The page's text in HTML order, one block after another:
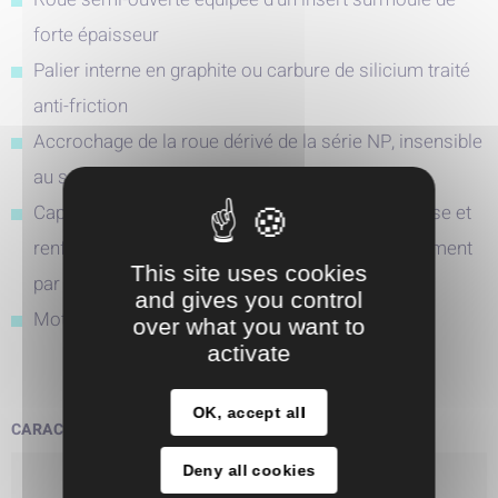
forte épaisseur
Palier interne en graphite ou carbure de silicium traité
anti-friction
Accrochage de la roue dérivé de la série NP, insensible
au sens de rotation
Capot d'isolation en polymère usiné dans la masse et
renforcé n'entrainant pas de pertes et d'échauffement
par les courants induits
Moteurs B35 aux normes CB
CARACTÉRISTIQUES TECHNIQUES :
Débit maximum
This site uses cookies
and gives you control
over what you want to
activate
OK, accept all
Deny all cookies